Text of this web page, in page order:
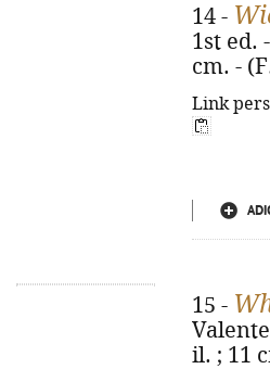
14 -
1st ed.
cm. -
Link
15 -
il. ; 11